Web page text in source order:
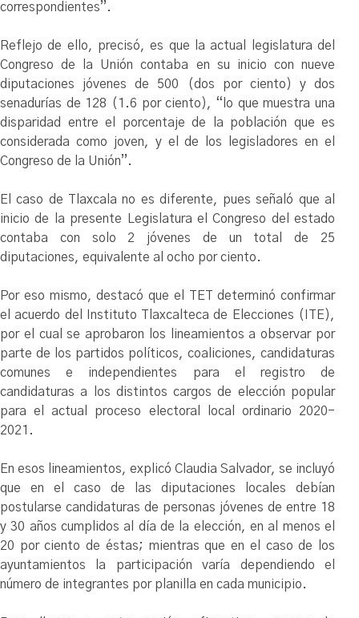
correspondientes”.
Reflejo de ello, precisó, es que la actual legislatura del
Congreso de la Unión contaba en su inicio con nueve
diputaciones jóvenes de 500 (dos por ciento) y dos
senadurías de 128 (1.6 por ciento), “lo que muestra una
disparidad entre el porcentaje de la población que es
considerada como joven, y el de los legisladores en el
Congreso de la Unión”.
El caso de Tlaxcala no es diferente, pues señaló que al
inicio de la presente Legislatura el Congreso del estado
contaba con solo 2 jóvenes de un total de 25
diputaciones, equivalente al ocho por ciento.
Por eso mismo, destacó que el TET determinó confirmar
el acuerdo del Instituto Tlaxcalteca de Elecciones (ITE),
por el cual se aprobaron los lineamientos a observar por
parte de los partidos políticos, coaliciones, candidaturas
comunes e independientes para el registro de
candidaturas a los distintos cargos de elección popular
para el actual proceso electoral local ordinario 2020-
2021.
En esos lineamientos, explicó Claudia Salvador, se incluyó
que en el caso de las diputaciones locales debían
postularse candidaturas de personas jóvenes de entre 18
y 30 años cumplidos al día de la elección, en al menos el
20 por ciento de éstas; mientras que en el caso de los
ayuntamientos la participación varía dependiendo el
número de integrantes por planilla en cada municipio.